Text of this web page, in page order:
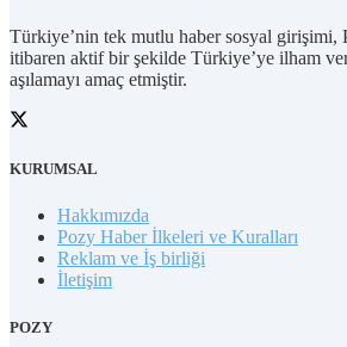
Türkiye’nin tek mutlu haber sosyal girişimi,
itibaren aktif bir şekilde Türkiye’ye ilham
aşılamayı amaç etmiştir.
KURUMSAL
Hakkımızda
Pozy Haber İlkeleri ve Kuralları
Reklam ve İş birliği
İletişim
POZY